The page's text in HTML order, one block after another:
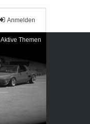
Anmelden
Aktive Themen